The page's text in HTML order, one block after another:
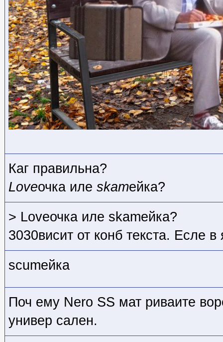
Каг правильна?
Loveочка иле skamейка?
> Loveочка иле skamейка?
3030висит от конб текста. Есле
scumейка
Поч ему Nero SS мат риваите
универ сален.